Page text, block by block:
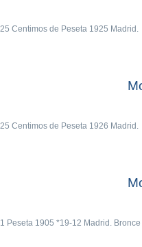
25 Centimos de Peseta 1925 Madrid.
25 Centimos de Peseta 1926 Madrid.
1 Peseta 1905 *19-12 Madrid. Bronce